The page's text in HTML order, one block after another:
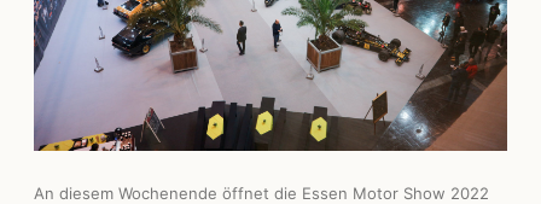
An diesem Wochenende öffnet die Essen Motor Show 2022